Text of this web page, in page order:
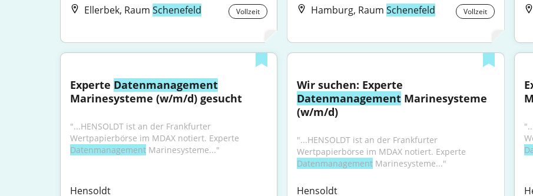
Ellerbek, Raum Schenefeld Vollzeit
Hamburg, RaumSchenefeld Vollzeit
Experte Datenmanagement
Marinesysteme (w/m/d) gesucht
"...HENSOLDT ist an der Frankfurter
Datenmanagement Marinesysteme..."
Hensoldt
Datenmanagement Marinesysteme
(w/m/d)
"...HENSOLDT ist an der Frankfurter
Datenmanagement Marinesysteme..."
Hensoldt